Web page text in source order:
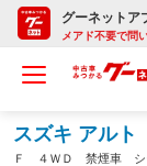
グーネットア
メアド不要で問
スズキ アルト
Ｆ ４ＷＤ 禁煙車 シ